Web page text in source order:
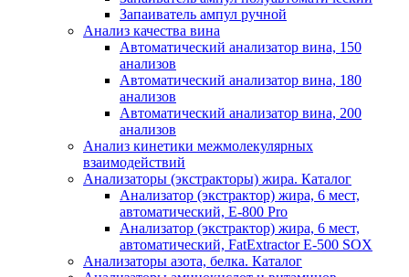
Запаиватель ампул ручной
Анализ качества вина
Автоматический анализатор вина, 150
анализов
Автоматический анализатор вина, 180
анализов
Автоматический анализатор вина, 200
анализов
Анализ кинетики межмолекулярных
взаимодействий
Анализаторы (экстракторы) жира. Каталог
Анализатор (экстрактор) жира, 6 мест,
автоматический, E-800 Pro
Анализатор (экстрактор) жира, 6 мест,
автоматический, FatExtractor E-500 SOX
Анализаторы азота, белка. Каталог